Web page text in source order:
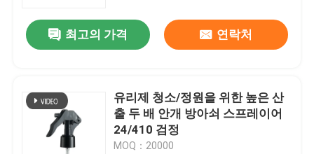
최고의 가격 연락처
유리제 청소/정원을 위한 높은 산
출 두 배 안개 방아쇠 스프레이어
24/410 검정
MOQ：20000